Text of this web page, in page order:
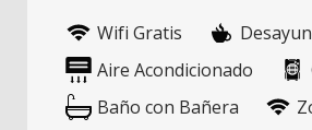
Wifi Gratis
Aire Acondicionado
Baño con Bañera